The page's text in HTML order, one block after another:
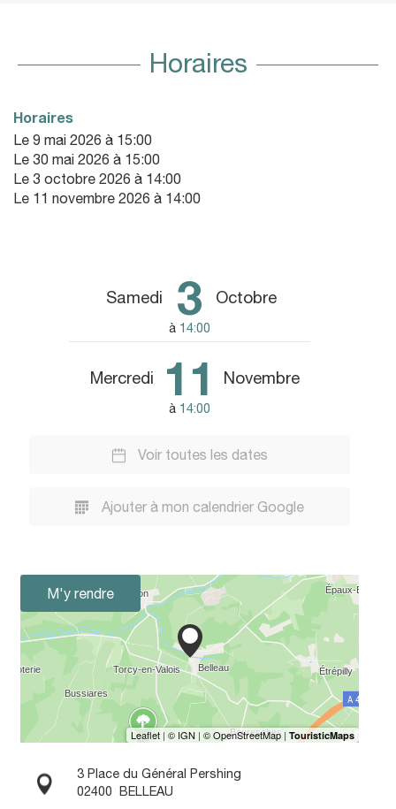
Horaires
Horaires
Le 9 mai 2026 à 15:00
Le 30 mai 2026 à 15:00
Le 3 octobre 2026 à 14:00
Le 11 novembre 2026 à 14:00
Samedi 3 Octobre
à 14:00
Mercredi 11 Novembre
à 14:00
Voir toutes les dates
Ajouter à mon calendrier Google
M'y rendre
3 Place du Général Pershing
02400 BELLEAU